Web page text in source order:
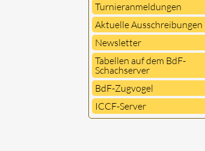
Turnieranmeldungen
Aktuelle Ausschreibungen
Newsletter
Tabellen auf dem BdF-
Schachserver
BdF-Zugvogel
ICCF-Server